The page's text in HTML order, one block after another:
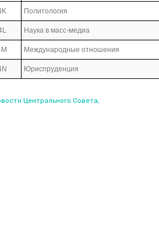
Политология
Наука в масс-медиа
Международные отношения
Юриспруденция
Центрального Совета